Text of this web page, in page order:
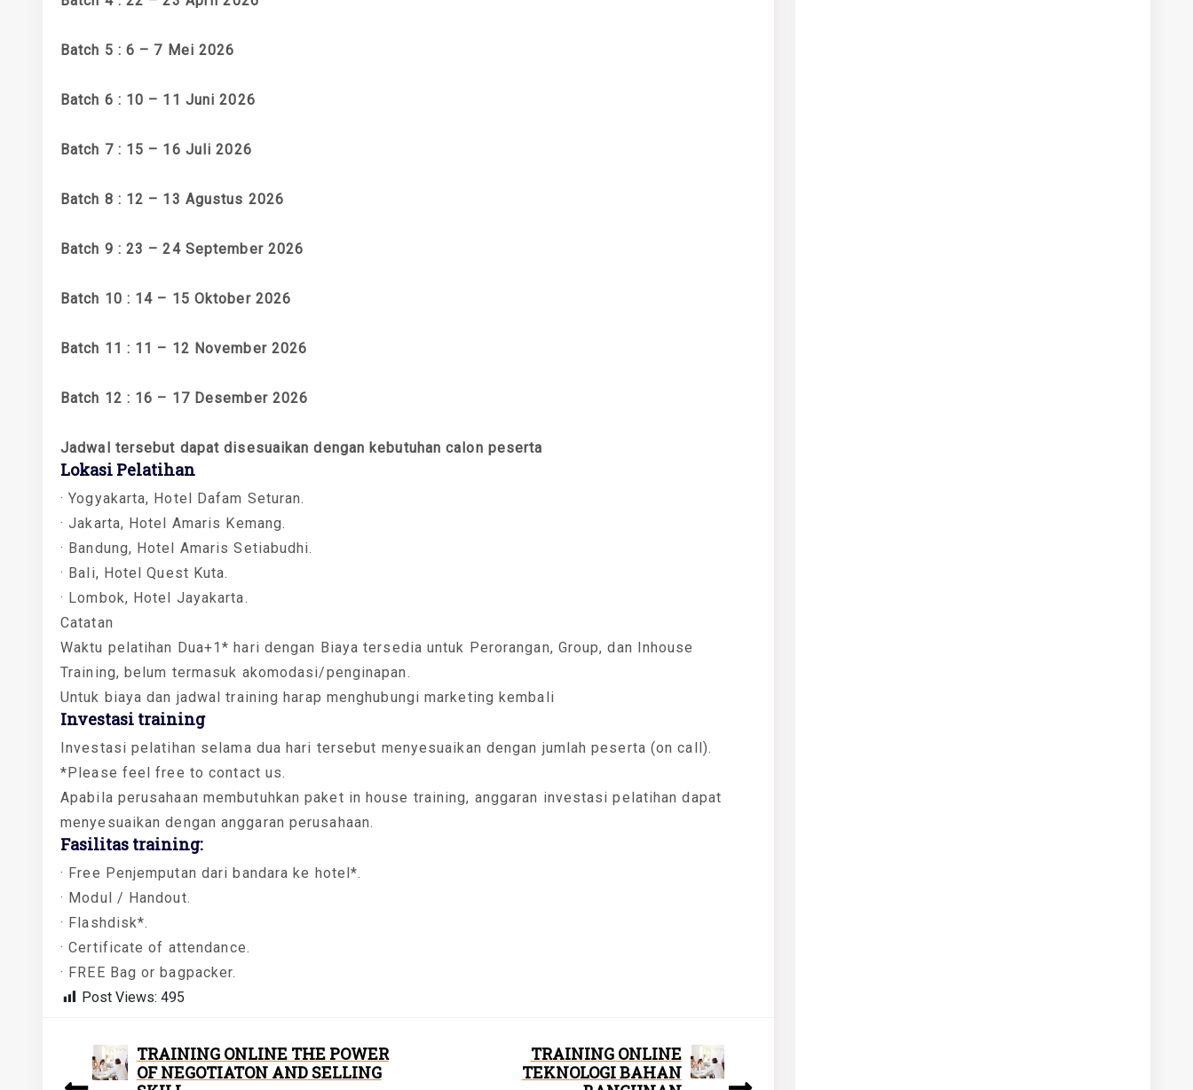
Batch 5 : 6 – 7 Mei 2026
Batch 6 : 10 – 11 Juni 2026
Batch 7 : 15 – 16 Juli 2026
Batch 8 : 12 – 13 Agustus 2026
Batch 9 : 23 – 24 September 2026
Batch 10 : 14 – 15 Oktober 2026
Batch 11 : 11 – 12 November 2026
Batch 12 : 16 – 17 Desember 2026
Jadwal tersebut dapat disesuaikan dengan kebutuhan calon peserta
Lokasi Pelatihan
· Yogyakarta, Hotel Dafam Seturan.
· Jakarta, Hotel Amaris Kemang.
· Bandung, Hotel Amaris Setiabudhi.
· Bali, Hotel Quest Kuta.
· Lombok, Hotel Jayakarta.
Catatan
Waktu pelatihan Dua+1* hari dengan Biaya tersedia untuk Perorangan, Group, dan Inhouse
Training, belum termasuk akomodasi/penginapan.
Untuk biaya dan jadwal training harap menghubungi marketing kembali
Investasi training
Investasi pelatihan selama dua hari tersebut menyesuaikan dengan jumlah peserta (on call).
*Please feel free to contact us.
Apabila perusahaan membutuhkan paket in house training, anggaran investasi pelatihan dapat
menyesuaikan dengan anggaran perusahaan.
Fasilitas training:
· Free Penjemputan dari bandara ke hotel*.
· Modul / Handout.
· Flashdisk*.
· Certificate of attendance.
· FREE Bag or bagpacker.
Post Views: 495
TRAINING ONLINE THE POWER
OF NEGOTIATON AND SELLING
TRAINING ONLINE
TEKNOLOGI BAHAN